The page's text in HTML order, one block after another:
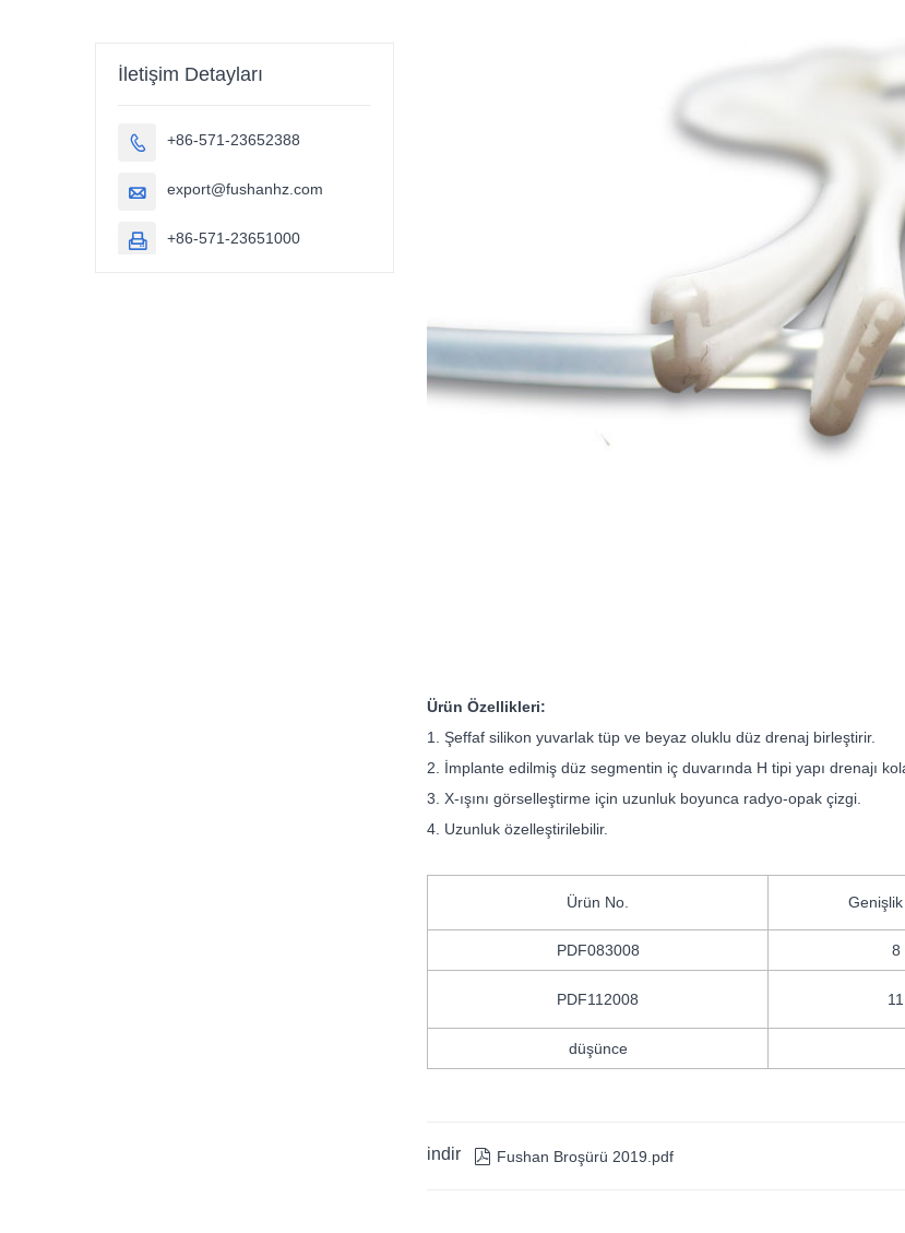
Ürün Özellikleri:
1. Şeffaf silikon yuvarlak tüp ve beyaz oluklu düz drenaj birleştirir.
2. İmplante edilmiş düz segmentin iç duvarında H tipi yapı drenajı
3. X-ışını görselleştirme için uzunluk boyunca radyo-opak çizgi.
4. Uzunluk özelleştirilebilir.
Ürün No.
PDF083008 8
PDF112008 11
düşünce
indir  Fushan Broşürü 2019.pdf
İletişim Detayları
 +86-571-23652388
 export@fushanhz.com
 +86-571-23651000